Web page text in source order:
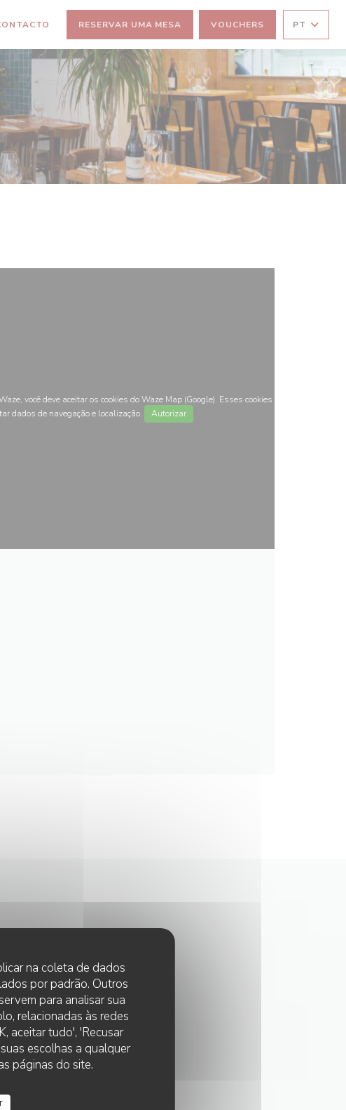
na coleta de dados
por padrão. Outros
para analisar sua
relacionadas às redes
aceitar tudo', 'Recusar
escolhas a qualquer
páginas do site.
RESERVAR UMA MESA VOUCHERS PT
você deve aceitar os cookies do Waze Map (Google). Esses cookies
dados de navegação e localização.
Autorizar